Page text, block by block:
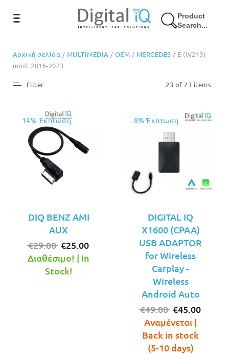
Product
Search...
Αρχική σελίδα / MULTIMEDIA / OEM / MERCEDES / E (W213)
mod. 2016-2023
23 of 23 items
Filter
14% Έκπτωση
DIQ BENZ AMI
AUX
€29.00 Original
price
was:
€25.00
Διαθέσιμο! | In
Stock!
8% Έκπτωση
DIGITAL IQ
X1600 (CPAA)
USB ADAPTOR
for Wireless
Carplay -
Wireless
Android Auto
€49.00 Original
price
was:
€49.00.
€45.00
Αναμένεται |
Back in stock
(5-10 days)